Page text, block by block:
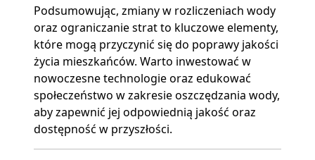
Podsumowując, zmiany w rozliczeniach wody
oraz ograniczanie strat to kluczowe elementy,
które mogą przyczynić się do poprawy jakości
życia mieszkańców. Warto inwestować w
nowoczesne technologie oraz edukować
społeczeństwo w zakresie oszczędzania wody,
aby zapewnić jej odpowiednią jakość oraz
dostępność w przyszłości.